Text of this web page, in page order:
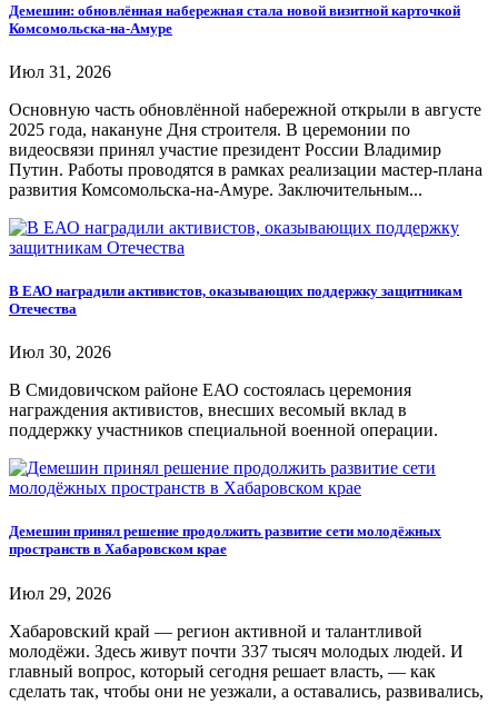
Демешин: обновлённая набережная стала новой визитной карточкой
Комсомольска-на-Амуре
Июл 31, 2026
Основную часть обновлённой набережной открыли в августе
2025 года, накануне Дня строителя. В церемонии по
видеосвязи принял участие президент России Владимир
Путин. Работы проводятся в рамках реализации мастер-плана
развития Комсомольска-на-Амуре. Заключительным...
В ЕАО наградили активистов, оказывающих поддержку защитникам
Отечества
Июл 30, 2026
В Смидовичском районе ЕАО состоялась церемония
награждения активистов, внесших весомый вклад в
поддержку участников специальной военной операции.
Демешин принял решение продолжить развитие сети молодёжных
пространств в Хабаровском крае
Июл 29, 2026
Хабаровский край — регион активной и талантливой
молодёжи. Здесь живут почти 337 тысяч молодых людей. И
главный вопрос, который сегодня решает власть, — как
сделать так, чтобы они не уезжали, а оставались, развивались,